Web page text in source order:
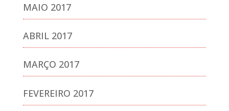
MAIO 2017
ABRIL 2017
MARÇO 2017
FEVEREIRO 2017